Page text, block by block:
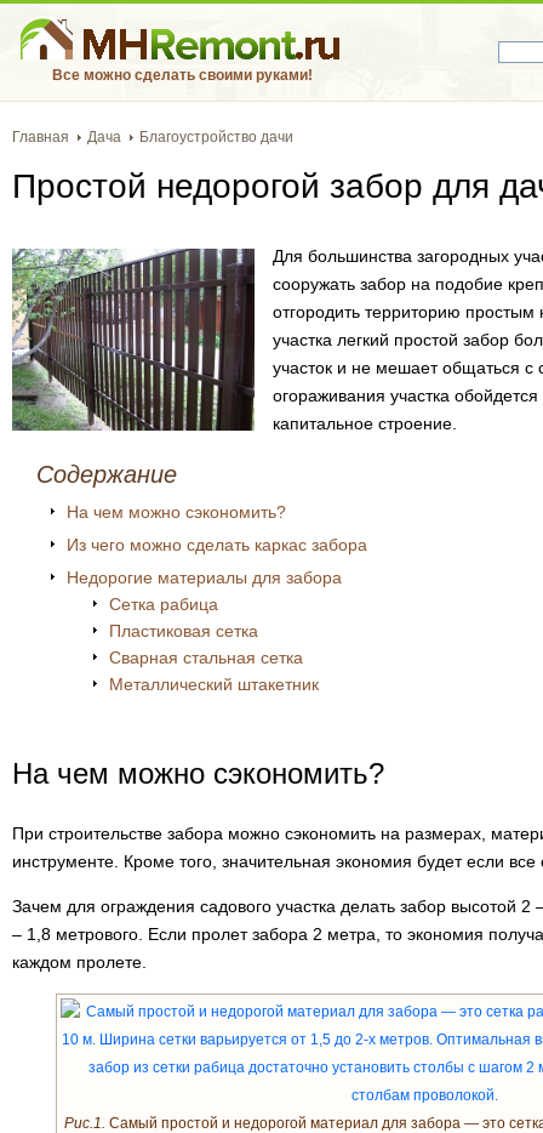
Все можно сделать своими руками!
Главная Дача Благоустройство дачи
Простой недорогой забор для
Для большинства загородных
сооружать забор на подобие
отгородить территорию
участка легкий простой забор
участок и не мешает общаться с
огораживания участка
капитальное строение.
Содержание
На чем можно сэкономить?
Из чего можно сделать каркас забора
Недорогие материалы для забора
Сетка рабица
Пластиковая сетка
Сварная стальная сетка
Металлический штакетник
На чем можно сэкономить?
При строительстве забора можно сэкономить на размерах,
инструменте. Кроме того, значительная экономия будет если
Зачем для ограждения садового участка делать забор высотой
– 1,8 метрового. Если пролет забора 2 метра, то экономия
каждом пролете.
Рис.1. Самый простой и недорогой материал для забора — это